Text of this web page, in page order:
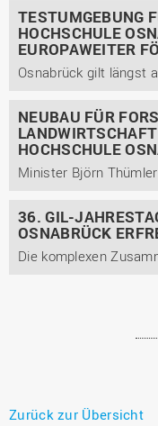
TESTUMGEBUNG
HOCHSCHULE
EUROPAWEITER
NEUBAU FÜR
HOCHSCHULE
36. GIL-
OSNABRÜCK
Zurück zur Übersicht